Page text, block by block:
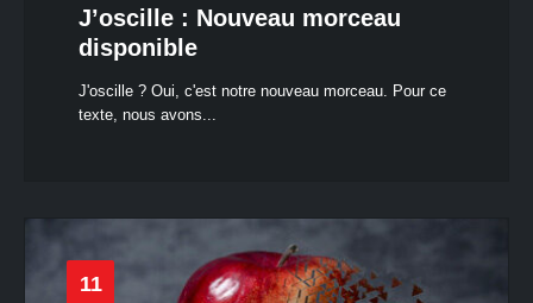
J’oscille : Nouveau morceau
disponible
J'oscille ? Oui, c'est notre nouveau morceau. Pour ce
texte, nous avons...
11